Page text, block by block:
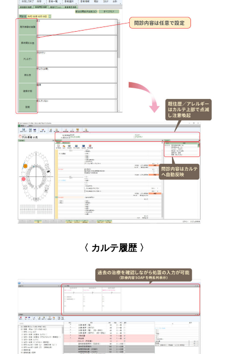
〈 カルテ履歴 〉